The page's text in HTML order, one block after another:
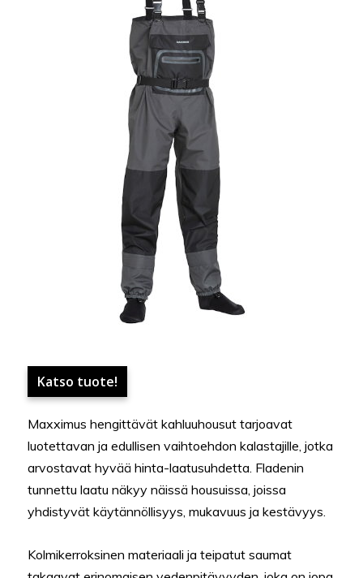
Katso tuote!
Maxximus hengittävät kahluuhousut tarjoavat
luotettavan ja edullisen vaihtoehdon kalastajille, jotka
arvostavat hyvää hinta-laatusuhdetta. Fladenin
tunnettu laatu näkyy näissä housuissa, joissa
yhdistyvät käytännöllisyys, mukavuus ja kestävyys.
Kolmikerroksinen materiaali ja teipatut saumat